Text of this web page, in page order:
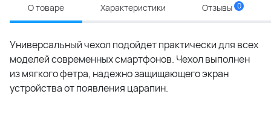
О товаре Характеристики Отзывы 0
Универсальный чехол подойдет практически для всех
моделей современных смартфонов. Чехол выполнен
из мягкого фетра, надежно защищающего экран
устройства от появления царапин.